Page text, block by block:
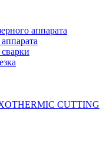
аппарата
CUTTING